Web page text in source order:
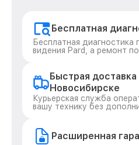
Бесплатная
Бесплатная диагностика
видения Pard, а ремонт
Быстрая доставка
Новосибирске
Курьерская служба
вашу технику без
Расширенная